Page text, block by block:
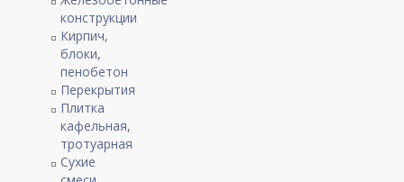
конструкции
Кирпич,
блоки,
пенобетон
Перекрытия
Плитка
кафельная,
тротуарная
Сухие